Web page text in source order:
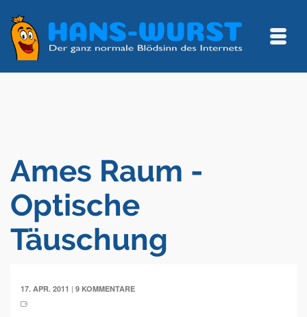
Ames Raum -
Optische
Täuschung
17. APR. 2011 | 9 KOMMENTARE